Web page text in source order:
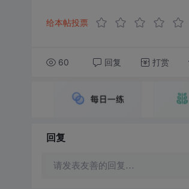
给本帖投票
60 回复 打赏
回复
请发表友善的回复…